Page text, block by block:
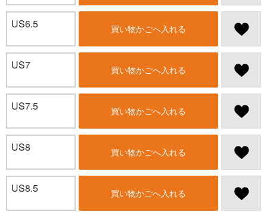
US6.5 買い物かごへ入れる
US7 買い物かごへ入れる
US7.5 買い物かごへ入れる
US8 買い物かごへ入れる
US8.5 買い物かごへ入れる